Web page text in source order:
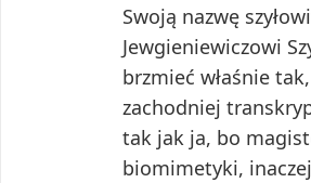
Swoją nazwę
Jewgieniewiczowi
brzmieć właśnie
zachodniej
tak jak ja, bo
biomimetyki,